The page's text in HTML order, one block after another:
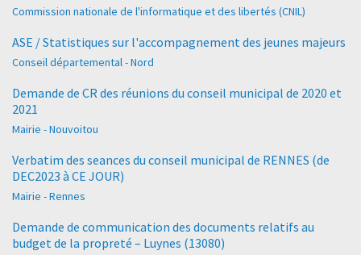
Commission nationale de l'informatique et des libertés (CNIL)
ASE / Statistiques sur l'accompagnement des jeunes majeurs
Conseil départemental - Nord
Demande de CR des réunions du conseil municipal de 2020 et
2021
Mairie - Nouvoitou
Verbatim des seances du conseil municipal de RENNES (de
DEC2023 à CE JOUR)
Mairie - Rennes
Demande de communication des documents relatifs au
budget de la propreté – Luynes (13080)